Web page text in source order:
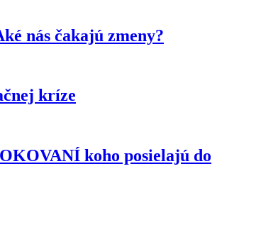
nás čakajú zmeny?
kríze
koho posielajú do